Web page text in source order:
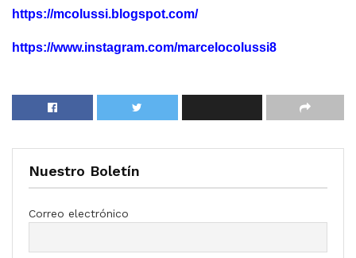
https://mcolussi.blogspot.com/
https://www.instagram.com/marcelocolussi8
Nuestro Boletín
Correo electrónico